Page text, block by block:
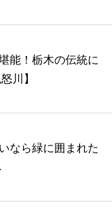
能！栃木の伝統に
川】
なら緑に囲まれた